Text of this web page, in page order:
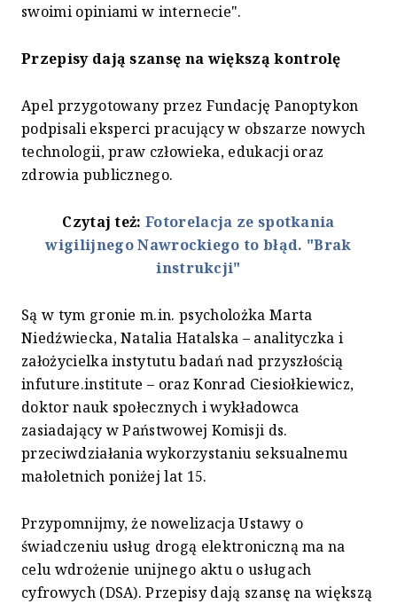
swoimi opiniami w internecie".
Przepisy dają szansę na większą kontrolę
Apel przygotowany przez Fundację Panoptykon
podpisali eksperci pracujący w obszarze nowych
technologii, praw człowieka, edukacji oraz
zdrowia publicznego.
Czytaj też:Fotorelacja ze spotkania
wigilijnego Nawrockiego to błąd. "Brak
instrukcji"
Są w tym gronie m.in. psycholożka Marta
Niedźwiecka, Natalia Hatalska – analityczka i
założycielka instytutu badań nad przyszłością
infuture.institute – oraz Konrad Ciesiołkiewicz,
doktor nauk społecznych i wykładowca
zasiadający w Państwowej Komisji ds.
przeciwdziałania wykorzystaniu seksualnemu
małoletnich poniżej lat 15.
Przypomnijmy, że nowelizacja Ustawy o
świadczeniu usług drogą elektroniczną ma na
celu wdrożenie unijnego aktu o usługach
cyfrowych (DSA). Przepisy dają szansę na większą